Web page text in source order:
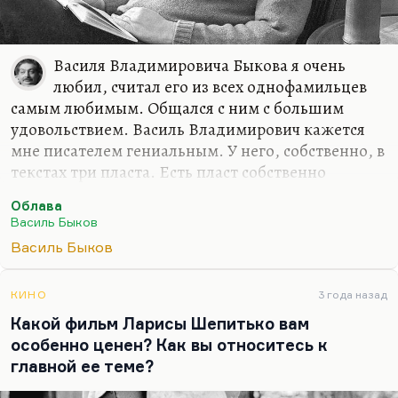
Василя Владимировича Быкова я очень
любил, считал его из всех однофамильцев
самым любимым. Общался с ним с большим
удовольствием. Василь Владимирович кажется
мне писателем гениальным. У него, собственно, в
текстах три пласта. Есть пласт собственно
больно», то есть проза, основанная на военных
партизанские повести — «Дожить до рассвета»,
названия подчеркивают императивный мотив
действия в них, как бы безвыходность,
невозможность поступить иначе. Они не
военные; вернее, они описывают ту войну, на
которой существует экзистенциальный выбор.
Облава
Василь Быков
Василь Быков
КИНО 3 года назад
Какой фильм Ларисы Шепитько вам
особенно ценен? Как вы относитесь к
главной ее теме?